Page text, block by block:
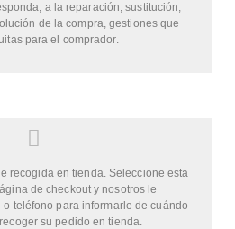
a la reparación, sustitución,
de la compra, gestiones que
para el comprador.
recogida en tienda. Seleccione esta
de checkout y nosotros le
teléfono para informarle de cuándo
su pedido en tienda.